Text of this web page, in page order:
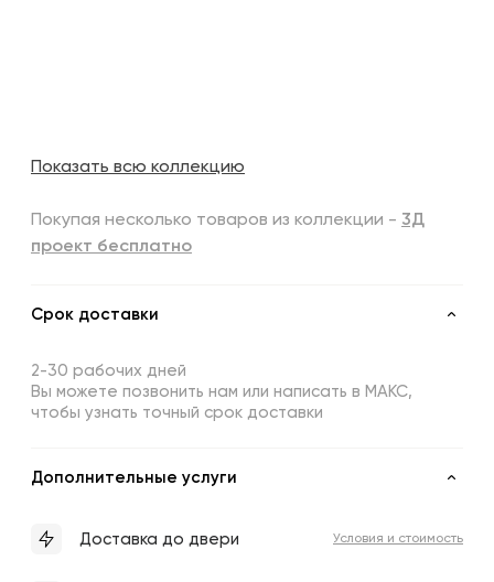
Показать всю коллекцию
Покупая несколько товаров из коллекции - 3Д
проект бесплатно
Срок доставки
2-30 рабочих дней
Вы можете позвонить нам или написать в МАКС,
чтобы узнать точный срок доставки
Дополнительные услуги
Доставка до двери Условия и стоимость